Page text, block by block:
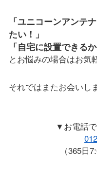
「ユニコーンアンテ
たい！」
「自宅に設置できるか
とお悩みの場合はお気
それではまたお会いし
▼お電話
（365日